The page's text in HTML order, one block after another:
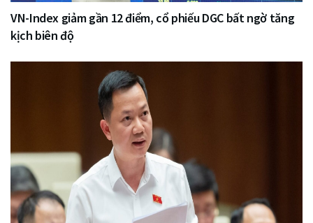
VN-Index giảm gần 12 điểm, cổ phiếu DGC bất ngờ tăng
kịch biên độ